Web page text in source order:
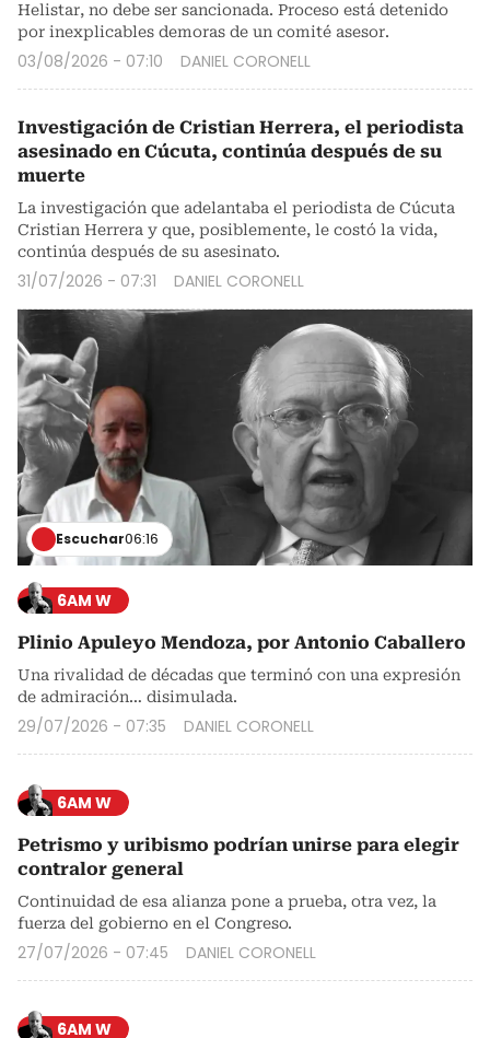
Helistar, no debe ser sancionada. Proceso está detenido
por inexplicables demoras de un comité asesor.
03/08/2026 - 07:10 DANIEL CORONELL
Investigación de Cristian Herrera, el periodista
asesinado en Cúcuta, continúa después de su
muerte
La investigación que adelantaba el periodista de Cúcuta
Cristian Herrera y que, posiblemente, le costó la vida,
continúa después de su asesinato.
31/07/2026 - 07:31 DANIEL CORONELL
Escuchar06:16
6AM W
Plinio Apuleyo Mendoza, por Antonio Caballero
Una rivalidad de décadas que terminó con una expresión
de admiración… disimulada.
29/07/2026 - 07:35 DANIEL CORONELL
6AM W
Petrismo y uribismo podrían unirse para elegir
contralor general
Continuidad de esa alianza pone a prueba, otra vez, la
fuerza del gobierno en el Congreso.
27/07/2026 - 07:45 DANIEL CORONELL
6AM W